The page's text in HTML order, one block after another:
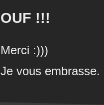
OUF !!!
Merci :)))
Je vous embrasse.